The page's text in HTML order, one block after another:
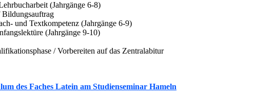
(Jahrgänge 6-8)
und Textkompetenz (Jahrgänge 6-9)
(Jahrgänge 9-10)
/ Vorbereiten auf das Zentralabitur
des Faches Latein am Studienseminar Hameln